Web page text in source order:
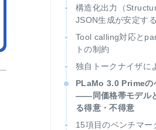
構造化出力（
JSON生成が安定する
Tool calling対応と
トの制約
独自トークナイザに
PLaMo 3.0 Primeの
——同価格帯モデル
る得意・不得意
15項目のベンチマー